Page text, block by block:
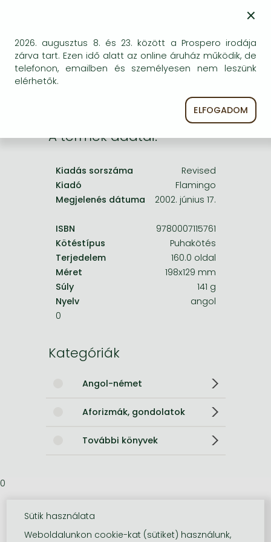
One-Punch Man manga
másik, kapható kiadást, forduljon
ügyfélszolgálatunkhoz!
A termék adatai:
Kiadás sorszáma
Revised
Kiadó
Flamingo
Megjelenés dátuma
2002. június 17.
ISBN
9780007115761
Kötéstípus
Puhakötés
Terjedelem
160.0 oldal
Méret
198x129 mm
Súly
141 g
Nyelv
angol
0
Kategóriák
Angol-német
Aforizmák, gondolatok
További könyvek
0
×
2026. augusztus 8. és 23. között a Prospero irodája
zárva tart. Ezen idő alatt az online áruház működik, de
telefonon, emailben és személyesen nem leszünk
elérhetők.
ELFOGADOM
Sütik használata
Weboldalunkon cookie-kat (sütiket) használunk,